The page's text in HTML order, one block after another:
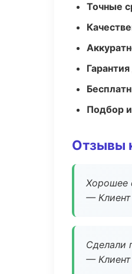
Точные
Подбор
Отзывы
Хорошее
—
Сделали
—